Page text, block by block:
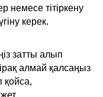
немесе тітіркену
керек.
затты алып
алмай қалсаңыз
қойса,